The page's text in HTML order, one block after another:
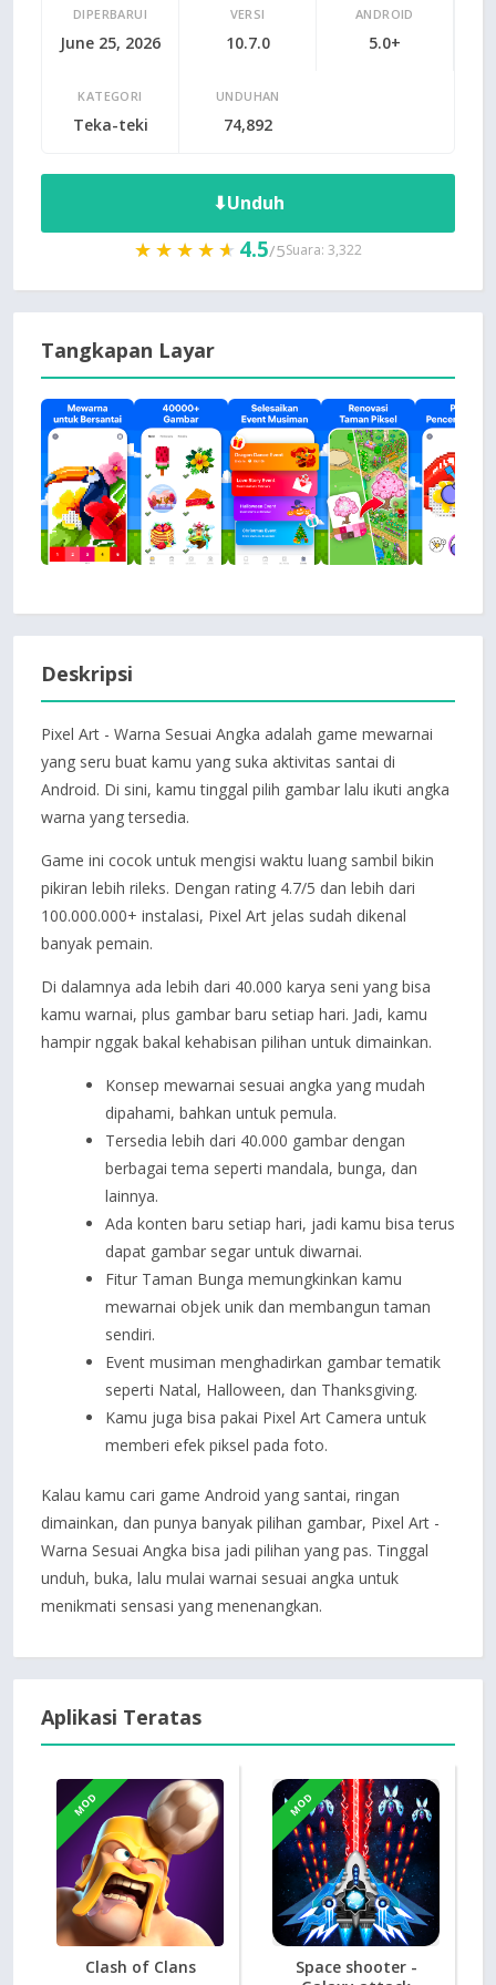
DIPERBARUI
June 25, 2026
VERSI
10.7.0
ANDROID
5.0+
KATEGORI
Teka-teki
UNDUHAN
74,892
⬇Unduh
★★★★★
★★★★★ 4.5/5Suara: 3,322
Tangkapan Layar
Deskripsi
Pixel Art - Warna Sesuai Angka adalah game mewarnai
yang seru buat kamu yang suka aktivitas santai di
Android. Di sini, kamu tinggal pilih gambar lalu ikuti angka
warna yang tersedia.
Game ini cocok untuk mengisi waktu luang sambil bikin
pikiran lebih rileks. Dengan rating 4.7/5 dan lebih dari
100.000.000+ instalasi, Pixel Art jelas sudah dikenal
banyak pemain.
Di dalamnya ada lebih dari 40.000 karya seni yang bisa
kamu warnai, plus gambar baru setiap hari. Jadi, kamu
hampir nggak bakal kehabisan pilihan untuk dimainkan.
Konsep mewarnai sesuai angka yang mudah
dipahami, bahkan untuk pemula.
Tersedia lebih dari 40.000 gambar dengan
berbagai tema seperti mandala, bunga, dan
lainnya.
Ada konten baru setiap hari, jadi kamu bisa terus
dapat gambar segar untuk diwarnai.
Fitur Taman Bunga memungkinkan kamu
mewarnai objek unik dan membangun taman
sendiri.
Event musiman menghadirkan gambar tematik
seperti Natal, Halloween, dan Thanksgiving.
Kamu juga bisa pakai Pixel Art Camera untuk
memberi efek piksel pada foto.
Kalau kamu cari game Android yang santai, ringan
dimainkan, dan punya banyak pilihan gambar, Pixel Art -
Warna Sesuai Angka bisa jadi pilihan yang pas. Tinggal
unduh, buka, lalu mulai warnai sesuai angka untuk
menikmati sensasi yang menenangkan.
Aplikasi Teratas
MOD
Clash of Clans
MOD
Space shooter -